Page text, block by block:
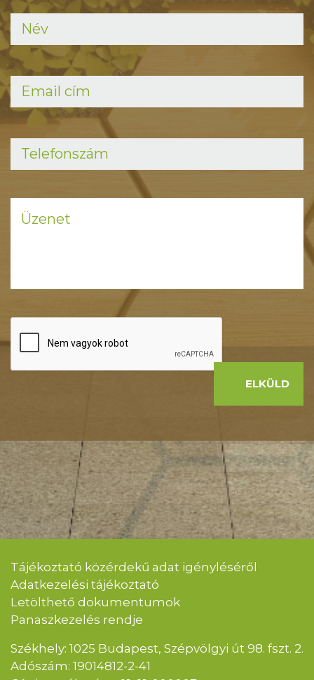
ELKÜLD
Tájékoztató közérdekű adat igényléséről
Adatkezelési tájékoztató
Letölthető dokumentumok
Panaszkezelés rendje
Székhely: 1025 Budapest, Szépvölgyi út 98. fszt. 2.
Adószám: 19014812-2-41